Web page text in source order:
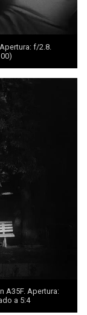
f/2.8.
A35F. Apertura:
a 5:4